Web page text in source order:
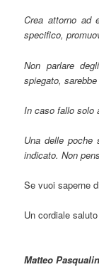
Crea attorno ad
specifico,
Non parlare
spiegato,
In caso fallo solo
Una delle
indicato. Non
Se vuoi saperne
Un cordiale
Matteo